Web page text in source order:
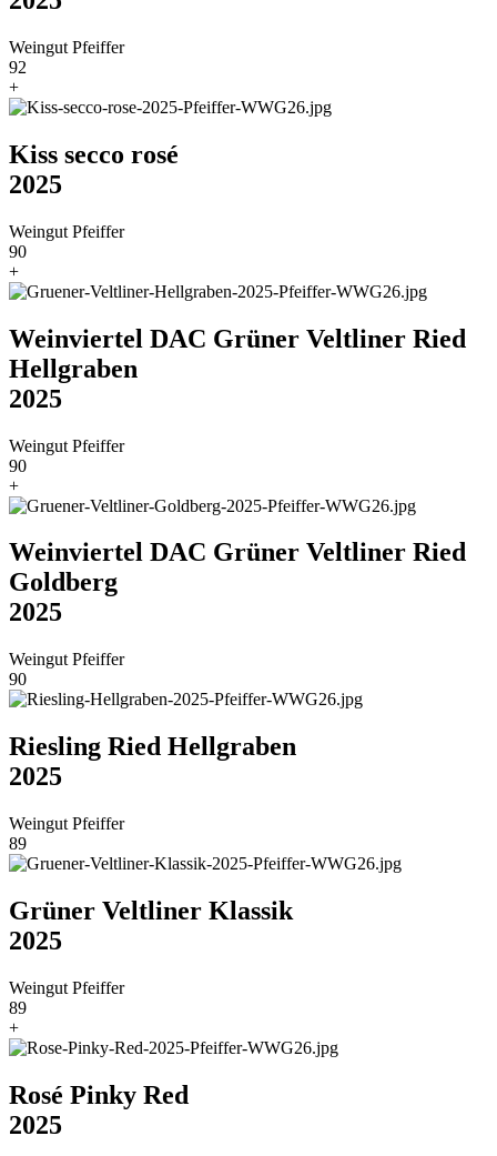
Weingut Pfeiffer
92
+
Kiss secco rosé
2025
Weingut Pfeiffer
90
+
Weinviertel DAC Grüner Veltliner Ried
Hellgraben
2025
Weingut Pfeiffer
90
+
Weinviertel DAC Grüner Veltliner Ried
Goldberg
2025
Weingut Pfeiffer
90
Riesling Ried Hellgraben
2025
Weingut Pfeiffer
89
Grüner Veltliner Klassik
2025
Weingut Pfeiffer
89
+
Rosé Pinky Red
2025